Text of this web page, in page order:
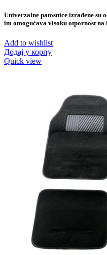
Univerzalne patosnice izrađene su
im omogućava visoku otpornost
Add to wishlist
Додај у корпу
Quick view